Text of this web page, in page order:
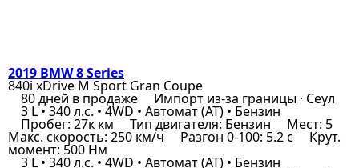
2019 BMW 8 Series
840i xDrive M Sport Gran Coupe
80 дней в продаже Импорт из-за границы · Сеул
3 L • 340 л.с. • 4WD • Автомат (AT) • Бензин
Пробег: 27к км Тип двигателя: Бензин Мест: 5
Макс. скорость: 250 км/ч Разгон 0-100: 5.2 с Крут.
момент: 500 Нм
3 L • 340 л.с. • 4WD • Автомат (AT) • Бензин